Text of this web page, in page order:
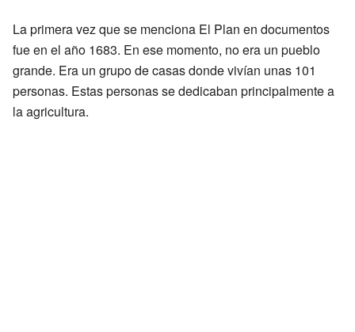
La primera vez que se menciona El Plan en documentos
fue en el año 1683. En ese momento, no era un pueblo
grande. Era un grupo de casas donde vivían unas 101
personas. Estas personas se dedicaban principalmente a
la agricultura.